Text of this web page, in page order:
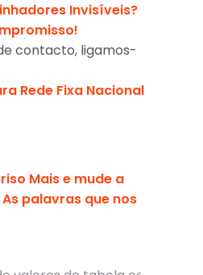
Invisíveis?
contacto, ligamos-
Rede Fixa Nacional
Mais e mude a
palavras que nos